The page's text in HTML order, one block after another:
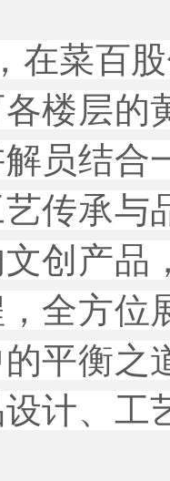
在菜百
楼层的
员结合
艺传承
创产品
全方位
平衡之
计、工